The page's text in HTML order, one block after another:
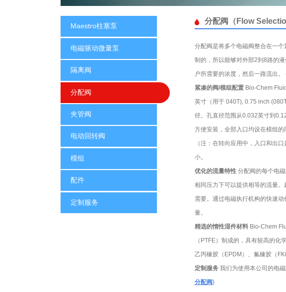
Maestro柱塞泵
电磁驱动微量泵
隔离阀
分配阀
夹管阀
电动回转阀
模组
配件
定制服务
分配阀（Flow
分配阀是将多个电磁阀整合在一
制的，所以能够对外部2到8路的
户所需要的浓度，然后一路流出。
紧凑的阀/模组配置 Bio-Chem
英寸（用于 040T), 0.75 inch
径。孔直径范围从0.032英寸到
方便安装，全部入口均设在模组的
（注：在转向应用中，入口和出
小。
优化的流量特性 分配阀的每个电
相同压力下可以提供相等的流量
需要。通过电磁执行机构的快速
量。
精选的惰性湿件材料 Bio-Chem
（PTFE）制成的，具有较高的
乙丙橡胶（EPDM）、氟橡胶（
定制服务 我们为使用本公司的电
分配阀)